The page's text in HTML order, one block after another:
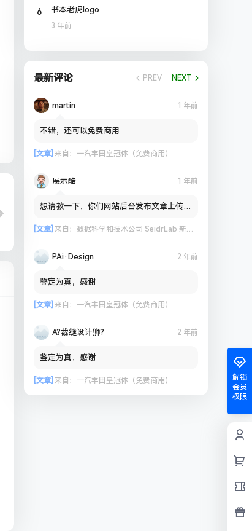
6 书本老虎logo
3 年前
最新评论 PREV NEXT
martin 1 年前
不错，还可以免费商用
[文章] 来自： 一汽丰田皇冠体（免费商用）
展示酷 1 年前
想请教一下，你们网站后台发布文章上传图
[文章] 来自： 数据科学和技术公司 SeidrLab 新标志
PAi·Design 2 年前
鉴定为真，感谢
[文章] 来自： 一汽丰田皇冠体（免费商用）
A?裁缝设计狮? 2 年前
鉴定为真，感谢
[文章] 来自： 一汽丰田皇冠体（免费商用）
解锁
会员
权限